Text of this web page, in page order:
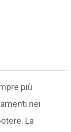
più
nei
La